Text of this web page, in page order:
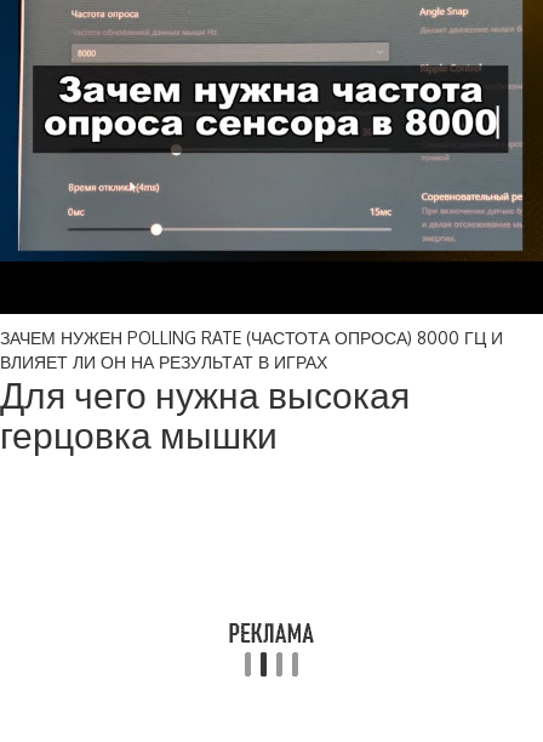
ЗАЧЕМ НУЖЕН POLLING RATE (ЧАСТОТА ОПРОСА) 8000 ГЦ И
ВЛИЯЕТ ЛИ ОН НА РЕЗУЛЬТАТ В ИГРАХ
Для чего нужна высокая
герцовка мышки